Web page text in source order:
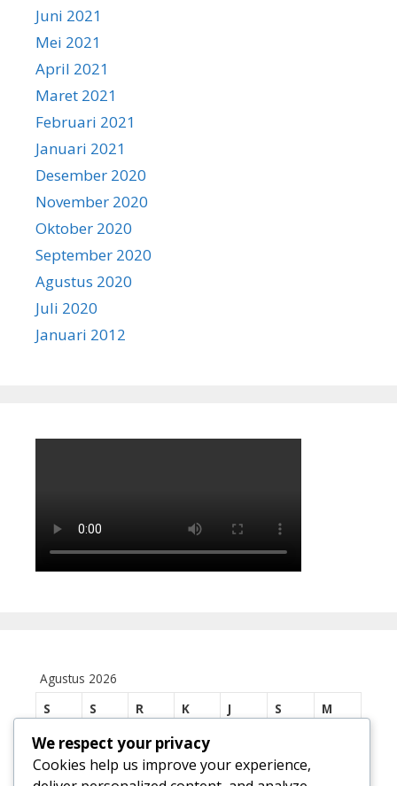
Juni 2021
Mei 2021
April 2021
Maret 2021
Februari 2021
Januari 2021
Desember 2020
November 2020
Oktober 2020
September 2020
Agustus 2020
Juli 2020
Januari 2012
Agustus 2026
S
S R K J S
M
3
4 5 6 8
We respect your privacy
Cookies help us improve your experience,